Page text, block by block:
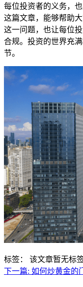
每位投资者的义务，
这篇文章，能够帮助
这一问题，也让每位
合规。投资的世界充
节。
标签：
该文章暂无标
下一篇: 如何炒黄金的